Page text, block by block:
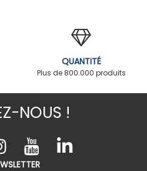
QUANTITÉ
Plus de 800.000 produits
NOUS !